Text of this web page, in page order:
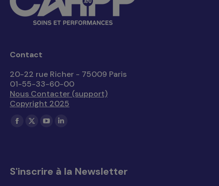
Contact
20-22 rue Richer - 75009 Paris
01-55-33-60-00
Nous Contacter (support)
Copyright 2025
Trouvez nous sur :
La
dans
La
dans
La
dans
La
dans
S'inscrire à la Newsletter